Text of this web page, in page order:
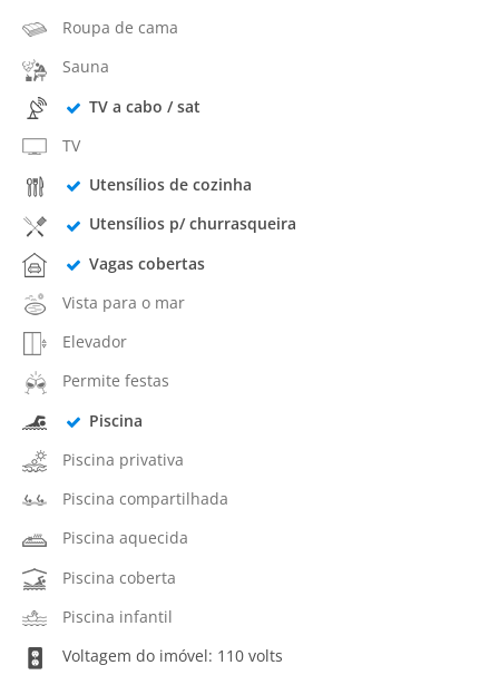
Roupa de cama
Sauna
TV a cabo / sat
TV
Utensílios de cozinha
Utensílios p/ churrasqueira
Vagas cobertas
Vista para o mar
Elevador
Permite festas
Piscina
Piscina privativa
Piscina compartilhada
Piscina aquecida
Piscina coberta
Piscina infantil
Voltagem do imóvel: 110 volts